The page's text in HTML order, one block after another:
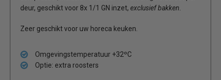
deur, geschikt voor 8x 1/1 GN inzet, exclusief bakken.
Zeer geschikt voor uw horeca keuken.
Omgevingstemperatuur +32ºC
Optie: extra roosters